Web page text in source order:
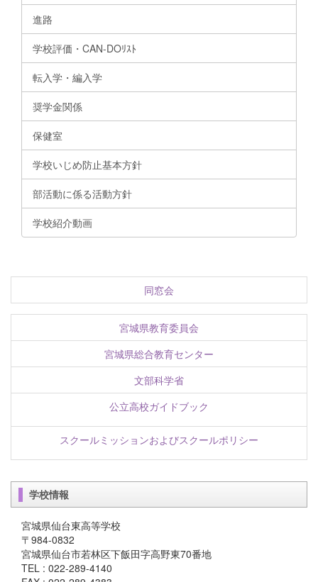
進路
学校評価・CAN-DOﾘｽﾄ
転入学・編入学
奨学金関係
保健室
学校いじめ防止基本方針
部活動に係る活動方針
学校紹介動画
同窓会
宮城県教育委員会
宮城県総合教育センター
文部科学省
公立高校ガイドブック
スクールミッションおよびスクールポリシー
学校情報
宮城県仙台東高等学校
〒984-0832
宮城県仙台市若林区下飯田字高野東70番地
TEL : 022-289-4140